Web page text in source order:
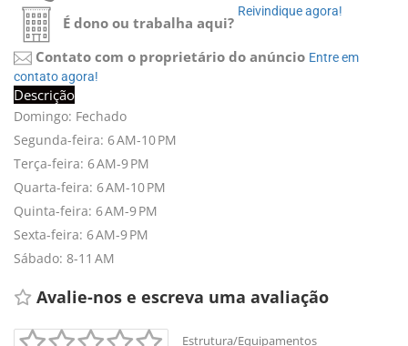
É dono ou trabalha aqui?
Reivindique agora!
Contato com o proprietário do anúncio Entre em
contato agora!
Descrição
Domingo: Fechado
Segunda-feira: 6 AM-10 PM
Terça-feira: 6 AM-9 PM
Quarta-feira: 6 AM-10 PM
Quinta-feira: 6 AM-9 PM
Sexta-feira: 6 AM-9 PM
Sábado: 8-11 AM
Avalie-nos e escreva uma avaliação
Estrutura/Equipamentos